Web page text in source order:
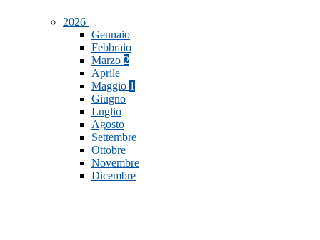
2026
Gennaio
Febbraio
Marzo 2
Aprile
Maggio 1
Giugno
Luglio
Agosto
Settembre
Ottobre
Novembre
Dicembre